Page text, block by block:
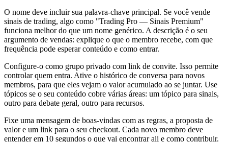
O nome deve incluir sua palavra-chave principal. Se você vende
sinais de trading, algo como "Trading Pro — Sinais Premium"
funciona melhor do que um nome genérico. A descrição é o seu
argumento de vendas: explique o que o membro recebe, com que
frequência pode esperar conteúdo e como entrar.
Configure-o como grupo privado com link de convite. Isso permite
controlar quem entra. Ative o histórico de conversa para novos
membros, para que eles vejam o valor acumulado ao se juntar. Use
tópicos se o seu conteúdo cobre várias áreas: um tópico para sinais,
outro para debate geral, outro para recursos.
Fixe uma mensagem de boas-vindas com as regras, a proposta de
valor e um link para o seu checkout. Cada novo membro deve
entender em 10 segundos o que vai encontrar ali e como contribuir.